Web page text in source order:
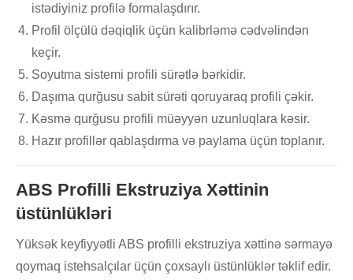
istədiyiniz profilə formalaşdırır.
Profil ölçülü dəqiqlik üçün kalibrləmə cədvəlindən
keçir.
Soyutma sistemi profili sürətlə bərkidir.
Daşıma qurğusu sabit sürəti qoruyaraq profili çəkir.
Kəsmə qurğusu profili müəyyən uzunluqlara kəsir.
Hazır profillər qablaşdırma və paylama üçün toplanır.
ABS Profilli Ekstruziya Xəttinin
üstünlükləri
Yüksək keyfiyyətli ABS profilli ekstruziya xəttinə sərmayə
qoymaq istehsalçılar üçün çoxsaylı üstünlüklər təklif edir.